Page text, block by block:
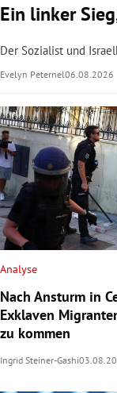
Ein linker
Der Sozialist und
Evelyn Peternel06.08.2026
Analyse
Nach Ansturm in
Exklaven
zu kommen
Ingrid Steiner-Gashi